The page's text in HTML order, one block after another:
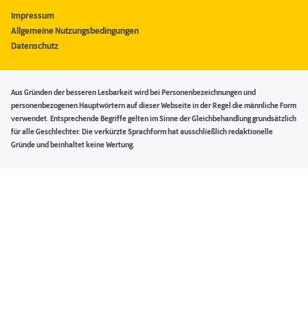
Impressum
Allgemeine Nutzungsbedingungen
Datenschutz
Aus Gründen der besseren Lesbarkeit wird bei Personenbezeichnungen und
personenbezogenen Hauptwörtern auf dieser Webseite in der Regel die männliche Form
verwendet. Entsprechende Begriffe gelten im Sinne der Gleichbehandlung grundsätzlich
für alle Geschlechter. Die verkürzte Sprachform hat ausschließlich redaktionelle
Gründe und beinhaltet keine Wertung.